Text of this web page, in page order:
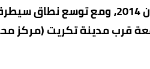
في يونيو/حزيران 2014،
قرب مدينة تكريت (مركز